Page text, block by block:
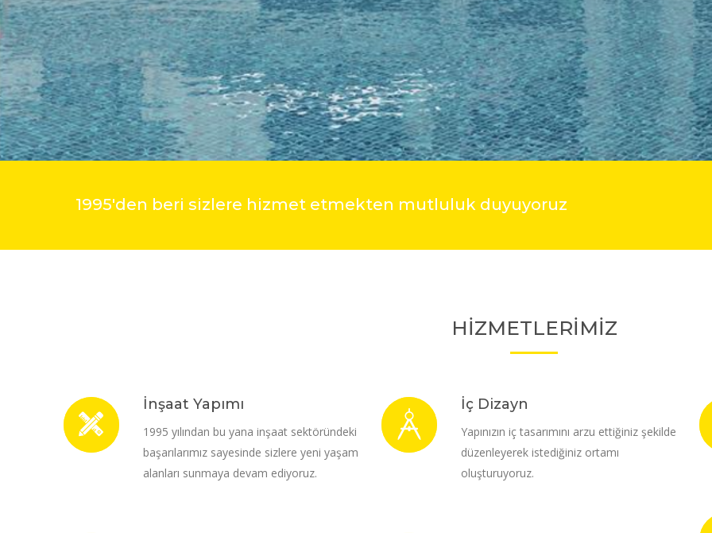
1995'den beri sizlere hizmet etmekten mutluluk duyuyoruz
HİZMETLERİMİZ
İnşaat Yapımı
1995 yılından bu yana inşaat sektöründeki
başarılarımız sayesinde sizlere yeni yaşam
alanları sunmaya devam ediyoruz.
İç Dizayn
Yapınızın iç tasarımını arzu ettiğiniz şekilde
düzenleyerek istediğiniz ortamı
oluşturuyoruz.